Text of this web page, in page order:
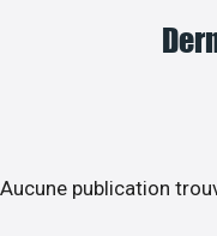
Aucune publication